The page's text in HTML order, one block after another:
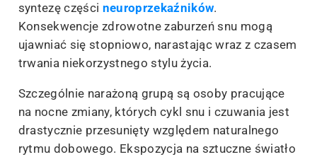
syntezę części neuroprzekaźników.
Konsekwencje zdrowotne zaburzeń snu mogą
ujawniać się stopniowo, narastając wraz z czasem
trwania niekorzystnego stylu życia.
Szczególnie narażoną grupą są osoby pracujące
na nocne zmiany, których cykl snu i czuwania jest
drastycznie przesunięty względem naturalnego
rytmu dobowego. Ekspozycja na sztuczne światło